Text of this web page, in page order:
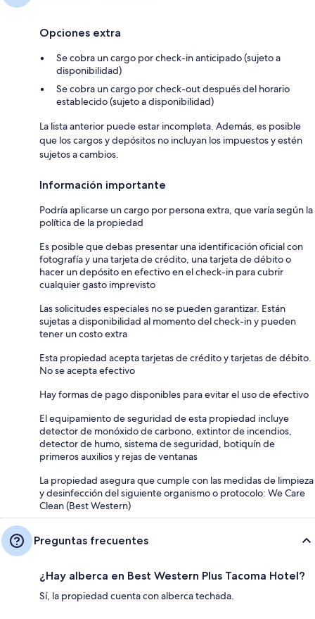
Opciones extra
Se cobra un cargo por check-in anticipado (sujeto a
disponibilidad)
Se cobra un cargo por check-out después del horario
establecido (sujeto a disponibilidad)
La lista anterior puede estar incompleta. Además, es posible
que los cargos y depósitos no incluyan los impuestos y estén
sujetos a cambios.
Información importante
Podría aplicarse un cargo por persona extra, que varía según la
política de la propiedad
Es posible que debas presentar una identificación oficial con
fotografía y una tarjeta de crédito, una tarjeta de débito o
hacer un depósito en efectivo en el check-in para cubrir
cualquier gasto imprevisto
Las solicitudes especiales no se pueden garantizar. Están
sujetas a disponibilidad al momento del check-in y pueden
tener un costo extra
Esta propiedad acepta tarjetas de crédito y tarjetas de débito.
No se acepta efectivo
Hay formas de pago disponibles para evitar el uso de efectivo
El equipamiento de seguridad de esta propiedad incluye
detector de monóxido de carbono, extintor de incendios,
detector de humo, sistema de seguridad, botiquín de
primeros auxilios y rejas de ventanas
La propiedad asegura que cumple con las medidas de limpieza
y desinfección del siguiente organismo o protocolo: We Care
Clean (Best Western)
Preguntas frecuentes
¿Hay alberca en Best Western Plus Tacoma Hotel?
Sí, la propiedad cuenta con alberca techada.